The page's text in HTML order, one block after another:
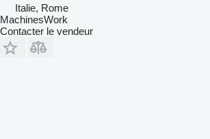
Italie, Rome
MachinesWork
Contacter le vendeur